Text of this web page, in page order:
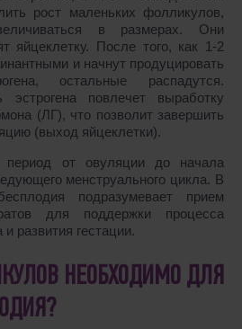
рост маленьких фолликулов,
в размерах. Они
яйцеклетку. После того, как 1-2
и начнут продуцировать
остальные распадутся.
повлечет выработку
(ЛГ), что позволит завершить
(выход яйцеклетки).
от овуляции до начала
менструального цикла. В
подразумевает прием
для поддержки процесса
развития гестации.
НЕОБХОДИМО ДЛЯ